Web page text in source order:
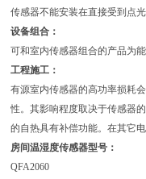
传感器不能安装在直接受到点
设备组合：
可和室内传感器组合的产品为
工程施工：
有源室内传感器的高功率损耗
性。其影响程度取决于传感器
的自热具有补偿功能。在其它
房间温湿度传感器型号：
QFA2060